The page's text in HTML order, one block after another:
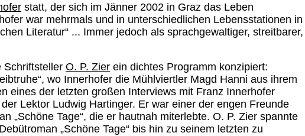
statt, der sich im Jänner 2002 in Graz das Leben
war mehrmals und in unterschiedlichen Lebensstationen in
Literatur“ ... Immer jedoch als sprachgewaltiger, streitbarer,
Schriftsteller O. P. Zier ein dichtes Programm konzipiert:
wo Innerhofer die Mühlviertler Magd Hanni aus ihrem
eines der letzten großen Interviews mit Franz Innerhofer
Lektor Ludwig Hartinger. Er war einer der engen Freunde
„Schöne Tage“, die er hautnah miterlebte. O. P. Zier spannte
„Schöne Tage“ bis hin zu seinem letzten zu